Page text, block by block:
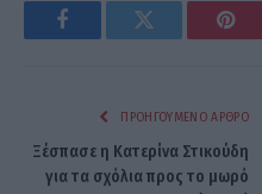
FacebookTwitter
ΠΡΟΗΓΟΎΜΕΝΟ ΆΡΘΡΟ
Ξέσπασε η Κατερίνα Στικούδη
για τα σχόλια προς το μωρό